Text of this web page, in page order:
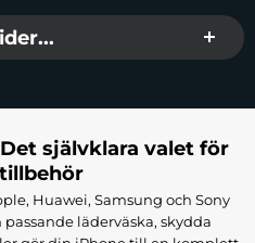
självklara valet för
Huawei, Samsung och Sony
läderväska, skydda